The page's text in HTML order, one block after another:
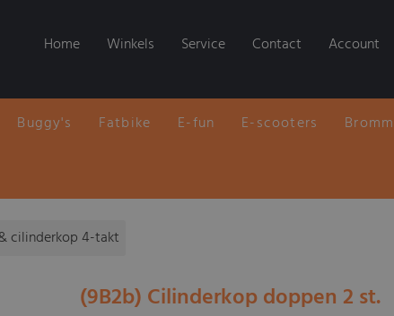
Home Winkels Service Contact Account
Buggy's Fatbike E-fun E-scooters
cilinderkop 4-takt
(9B2b) Cilinderkop doppen 2 st.